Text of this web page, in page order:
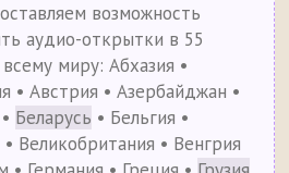
возможность
аудио-открытки в 55
миру: Абхазия •
• Австрия • Азербайджан •
• Беларусь • Бельгия •
• Великобритания • Венгрия